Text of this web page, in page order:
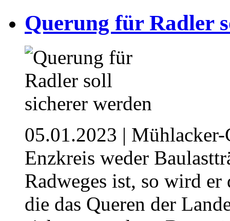
Querung für Radler
05.01.2023 |
Enzkreis weder
Radweges ist, so wird
die das Queren der